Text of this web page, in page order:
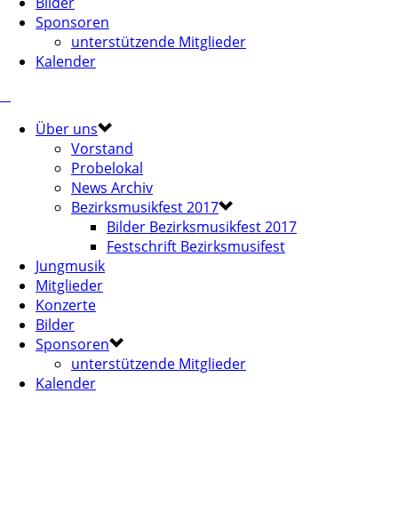
Sponsoren
unterstützende Mitglieder
Kalender
Über uns
Vorstand
Probelokal
News Archiv
Bezirksmusikfest 2017
Bilder Bezirksmusikfest 2017
Festschrift Bezirksmusifest
Jungmusik
Mitglieder
Konzerte
Bilder
Sponsoren
unterstützende Mitglieder
Kalender